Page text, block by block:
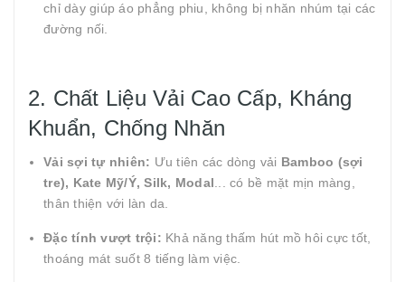
chỉ dày giúp áo phẳng phiu, không bị nhăn nhúm tại các
đường nối.
2. Chất Liệu Vải Cao Cấp, Kháng
Khuẩn, Chống Nhăn
Vải sợi tự nhiên: Ưu tiên các dòng vải Bamboo (sợi
tre), Kate Mỹ/Ý, Silk, Modal ... có bề mặt mịn màng,
thân thiện với làn da.
Đặc tính vượt trội: Khả năng thấm hút mồ hôi cực tốt,
thoáng mát suốt 8 tiếng làm việc.